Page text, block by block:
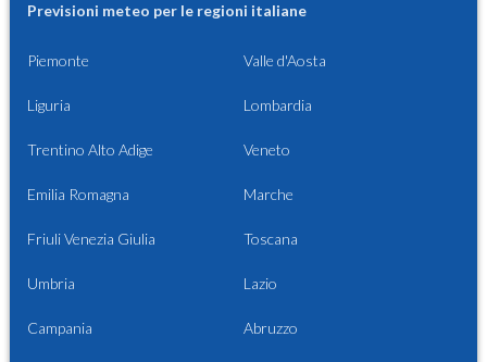
Previsioni meteo per le regioni italiane
Piemonte Valle d'Aosta
Liguria Lombardia
Trentino Alto Adige Veneto
Emilia Romagna Marche
Friuli Venezia Giulia Toscana
Umbria Lazio
Campania Abruzzo